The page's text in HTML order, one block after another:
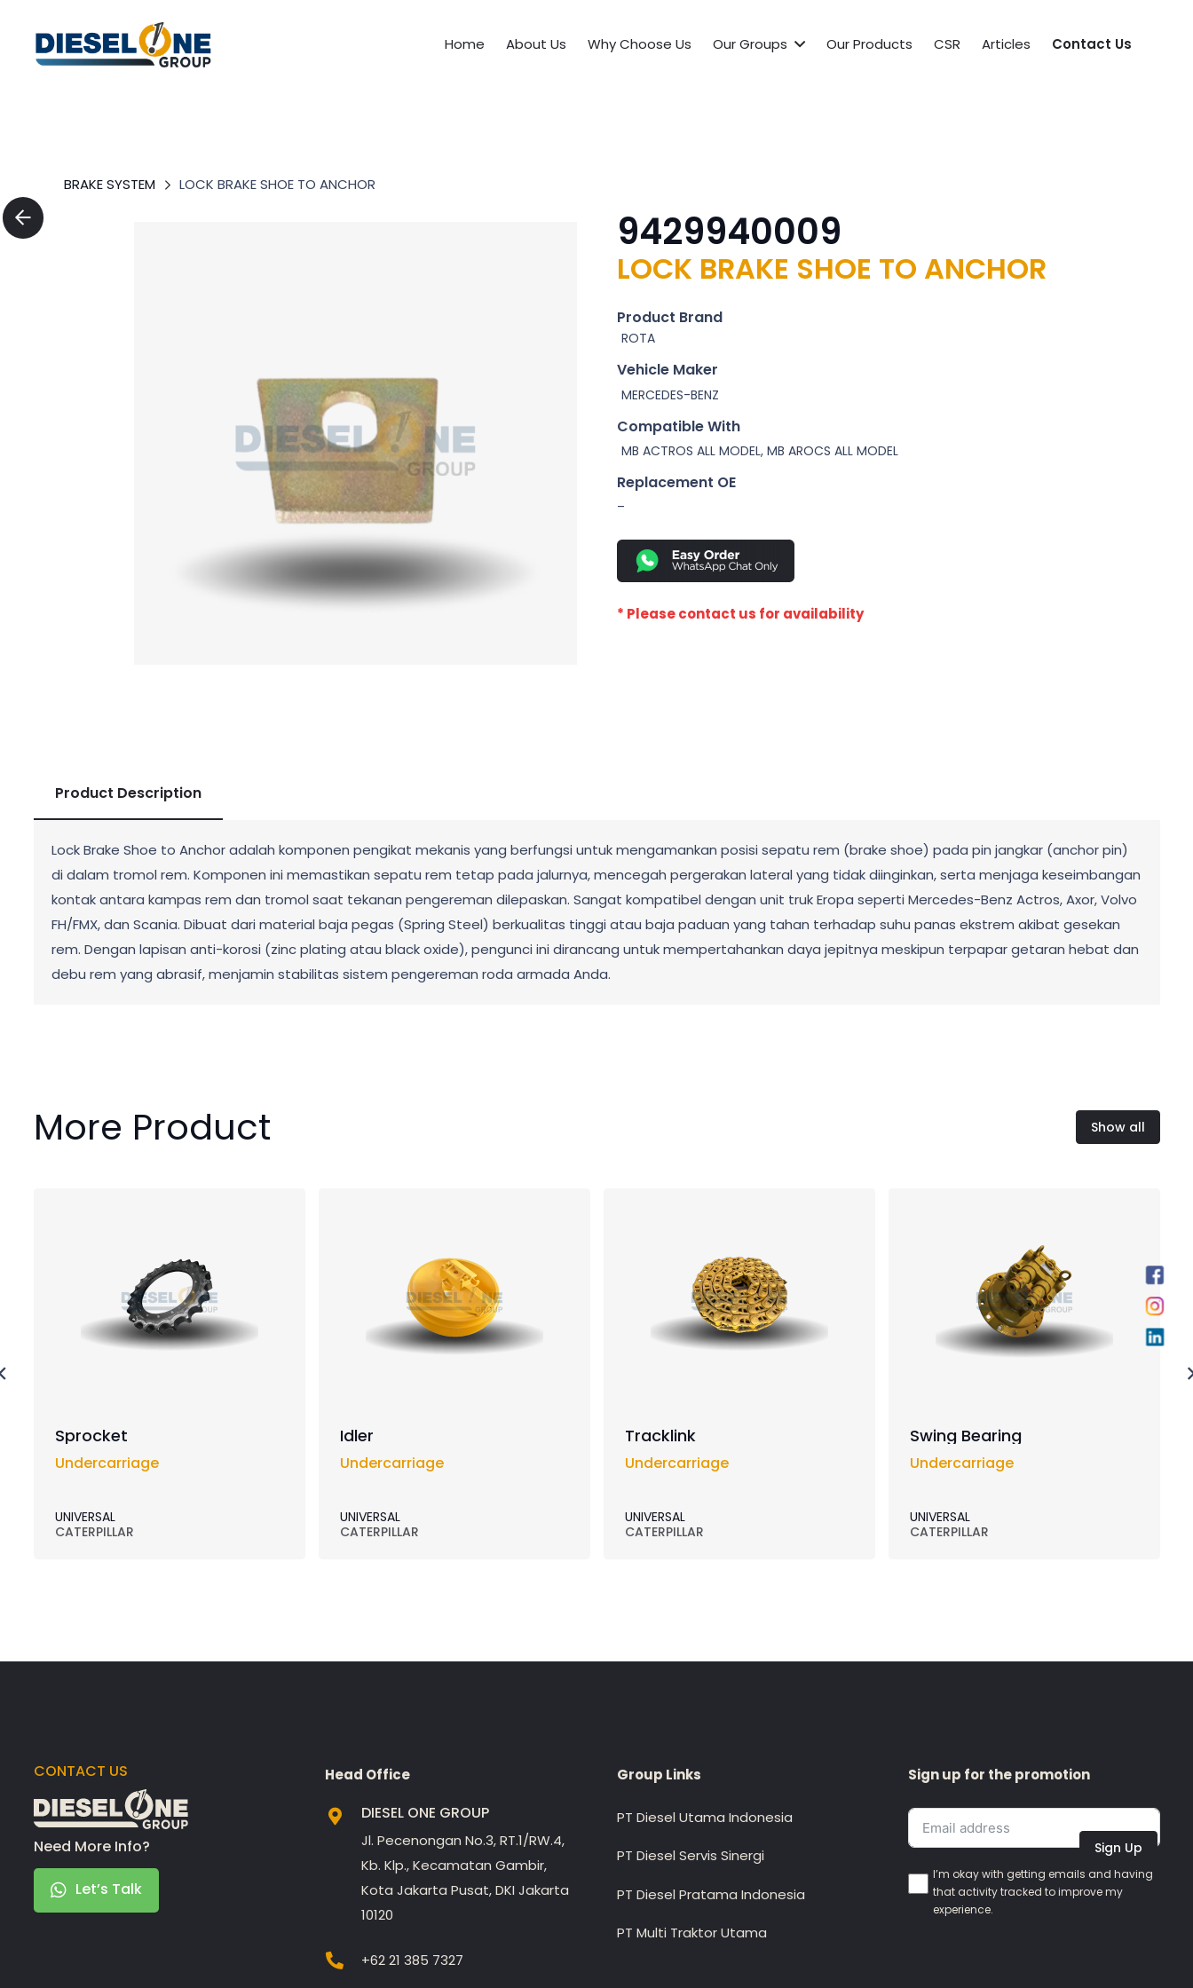
Home About Us Why Choose Us Our Groups Our Products CSR Articles Contact Us
BRAKE SYSTEM LOCK BRAKE SHOE TO ANCHOR
9429940009
LOCK BRAKE SHOE TO ANCHOR
Product Brand
ROTA
Vehicle Maker
MERCEDES-BENZ
Compatible With
MB ACTROS ALL MODEL, MB AROCS ALL MODEL
Replacement OE
–
* Please contact us for availability
Product Description
Lock Brake Shoe to Anchor adalah komponen pengikat mekanis yang berfungsi untuk mengamankan posisi sepatu rem (brake shoe) pada pin jangkar (anchor pin)
di dalam tromol rem. Komponen ini memastikan sepatu rem tetap pada jalurnya, mencegah pergerakan lateral yang tidak diinginkan, serta menjaga keseimbangan
kontak antara kampas rem dan tromol saat tekanan pengereman dilepaskan. Sangat kompatibel dengan unit truk Eropa seperti Mercedes-Benz Actros, Axor, Volvo
FH/FMX, dan Scania. Dibuat dari material baja pegas (Spring Steel) berkualitas tinggi atau baja paduan yang tahan terhadap suhu panas ekstrem akibat gesekan
rem. Dengan lapisan anti-korosi (zinc plating atau black oxide), pengunci ini dirancang untuk mempertahankan daya jepitnya meskipun terpapar getaran hebat dan
debu rem yang abrasif, menjamin stabilitas sistem pengereman roda armada Anda.
More Product Show all
Sprocket
Undercarriage
UNIVERSAL
CATERPILLAR
Idler
Undercarriage
UNIVERSAL
CATERPILLAR
Tracklink
Undercarriage
UNIVERSAL
CATERPILLAR
Swing Bearing
Undercarriage
UNIVERSAL
CATERPILLAR
CONTACT US
Need More Info?
Let’s Talk
Head Office
DIESEL ONE GROUP
Jl. Pecenongan No.3, RT.1/RW.4,
Kb. Klp., Kecamatan Gambir,
Kota Jakarta Pusat, DKI Jakarta
10120
+62 21 385 7327
Group Links
PT Diesel Utama Indonesia
PT Diesel Servis Sinergi
PT Diesel Pratama Indonesia
PT Multi Traktor Utama
Sign up for the promotion
Sign Up
I’m okay with getting emails and having
that activity tracked to improve my
experience.